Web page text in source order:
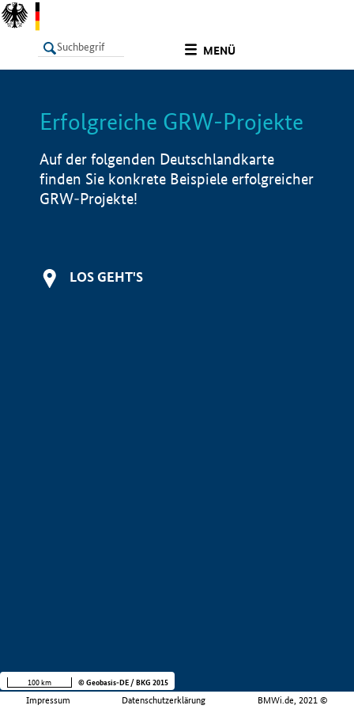
MENÜ
LISTE Info
Erfolgreiche GRW-Projekte
Auf der folgenden Deutschlandkarte
finden Sie konkrete Beispiele erfolgreicher
GRW-Projekte!
LOS GEHT'S
Impressum Datenschutzerklärung BMWi.de, 2021 ©
100 km © Geobasis-DE / BKG 2015